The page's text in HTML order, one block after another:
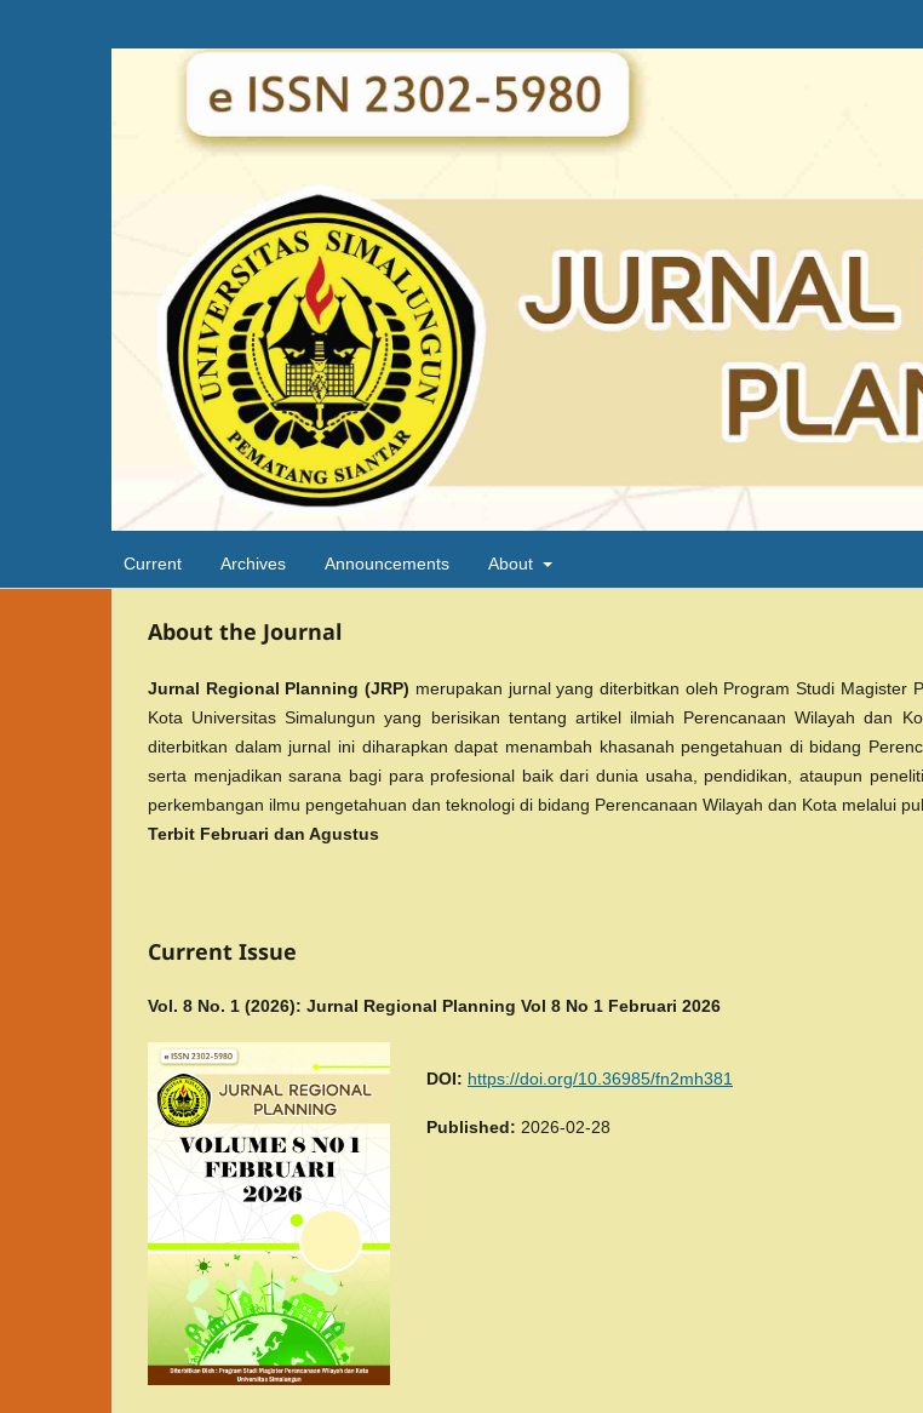
Current Archives Announcements About
About the Journal
Jurnal Regional Planning (JRP) merupakan jurnal yang diterbitkan oleh Program Studi Magister
Kota Universitas Simalungun yang berisikan tentang artikel ilmiah Perencanaan Wilayah dan
diterbitkan dalam jurnal ini diharapkan dapat menambah khasanah pengetahuan di bidang
serta menjadikan sarana bagi para profesional baik dari dunia usaha, pendidikan, ataupun
perkembangan ilmu pengetahuan dan teknologi di bidang Perencanaan Wilayah dan Kota melalui
Terbit Februari dan Agustus
Current Issue
Vol. 8 No. 1 (2026): Jurnal Regional Planning Vol 8 No 1 Februari 2026
DOI: https://doi.org/10.36985/fn2mh381
Published: 2026-02-28